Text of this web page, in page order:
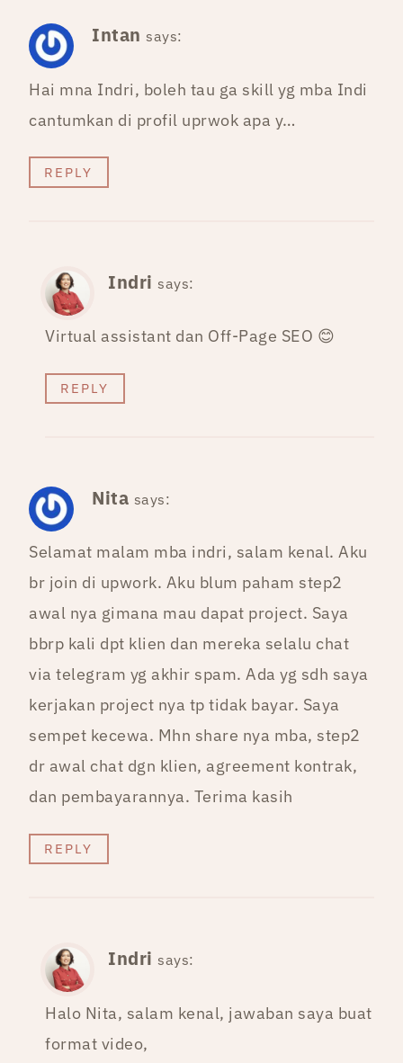
Intan says:
Hai mna Indri, boleh tau ga skill yg mba Indi
cantumkan di profil uprwok apa y…
REPLY
Indri says:
Virtual assistant dan Off-Page SEO 😊
REPLY
Nita says:
Selamat malam mba indri, salam kenal. Aku
br join di upwork. Aku blum paham step2
awal nya gimana mau dapat project. Saya
bbrp kali dpt klien dan mereka selalu chat
via telegram yg akhir spam. Ada yg sdh saya
kerjakan project nya tp tidak bayar. Saya
sempet kecewa. Mhn share nya mba, step2
dr awal chat dgn klien, agreement kontrak,
dan pembayarannya. Terima kasih
REPLY
Indri says:
Halo Nita, salam kenal, jawaban saya buat
format video,